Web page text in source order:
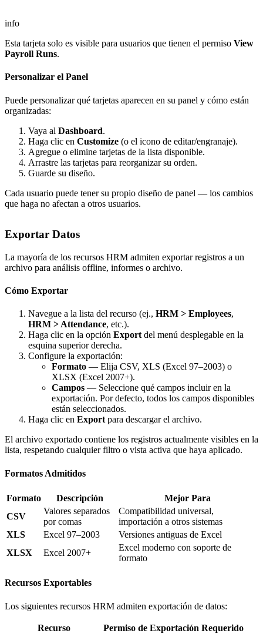
info
Esta tarjeta solo es visible para usuarios que tienen el permiso View
Payroll Runs.
Personalizar el Panel
Puede personalizar qué tarjetas aparecen en su panel y cómo están
organizadas:
Vaya al Dashboard.
Haga clic en Customize (o el icono de editar/engranaje).
Agregue o elimine tarjetas de la lista disponible.
Arrastre las tarjetas para reorganizar su orden.
Guarde su diseño.
Cada usuario puede tener su propio diseño de panel — los cambios
que haga no afectan a otros usuarios.
Exportar Datos
La mayoría de los recursos HRM admiten exportar registros a un
archivo para análisis offline, informes o archivo.
Cómo Exportar
Navegue a la lista del recurso (ej., HRM > Employees,
HRM > Attendance, etc.).
Haga clic en la opción Exportdel menú desplegable en la
esquina superior derecha.
Configure la exportación:
Formato — Elija CSV, XLS (Excel 97–2003) o
XLSX (Excel 2007+).
Campos — Seleccione qué campos incluir en la
exportación. Por defecto, todos los campos disponibles
están seleccionados.
Haga clic en Exportpara descargar el archivo.
El archivo exportado contiene los registros actualmente visibles en la
lista, respetando cualquier filtro o vista activa que haya aplicado.
Formatos Admitidos
Formato Descripción
Mejor Para
CSV
Valores separados
por comas
Compatibilidad universal,
importación a otros sistemas
XLS
Excel 97–2003
Versiones antiguas de Excel
XLSX
Excel 2007+
Excel moderno con soporte de
formato
Recursos Exportables
Los siguientes recursos HRM admiten exportación de datos:
Recurso
Permiso de Exportación Requerido